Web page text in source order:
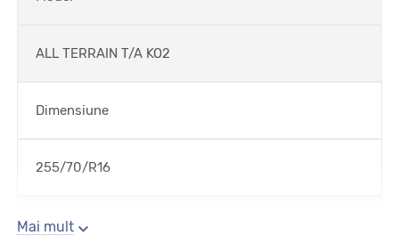
ALL TERRAIN T/A KO2
Dimensiune
255/70/R16
Sezon
Mai mult